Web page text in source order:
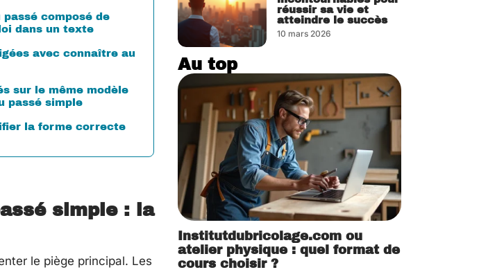
passé composé de
dans un texte
avec connaître au
sur le même modèle
passé simple
la forme correcte
simple : la
le piège principal. Les
réussir sa vie et
atteindre le succès
10 mars 2026
Au top
Institutdubricolage.com ou
atelier physique : quel format de
cours choisir ?